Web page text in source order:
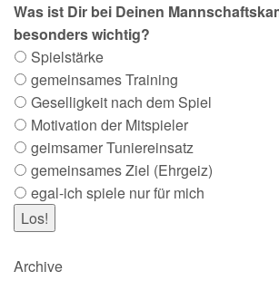
Was ist Dir bei Deinen
besonders wichtig?
Spielstärke
gemeinsames Training
Geselligkeit nach dem Spiel
Motivation der Mitspieler
geimsamer Tuniereinsatz
gemeinsames Ziel (Ehrgeiz)
egal-ich spiele nur für mich
Archive